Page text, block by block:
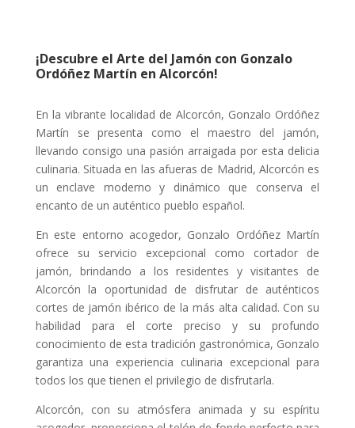
¡Descubre el Arte del Jamón con Gonzalo
Ordóñez Martín en Alcorcón!
En la vibrante localidad de Alcorcón, Gonzalo Ordóñez
Martín se presenta como el maestro del jamón,
llevando consigo una pasión arraigada por esta delicia
culinaria. Situada en las afueras de Madrid, Alcorcón es
un enclave moderno y dinámico que conserva el
encanto de un auténtico pueblo español.
En este entorno acogedor, Gonzalo Ordóñez Martín
ofrece su servicio excepcional como cortador de
jamón, brindando a los residentes y visitantes de
Alcorcón la oportunidad de disfrutar de auténticos
cortes de jamón ibérico de la más alta calidad. Con su
habilidad para el corte preciso y su profundo
conocimiento de esta tradición gastronómica, Gonzalo
garantiza una experiencia culinaria excepcional para
todos los que tienen el privilegio de disfrutarla.
Alcorcón, con su atmósfera animada y su espíritu